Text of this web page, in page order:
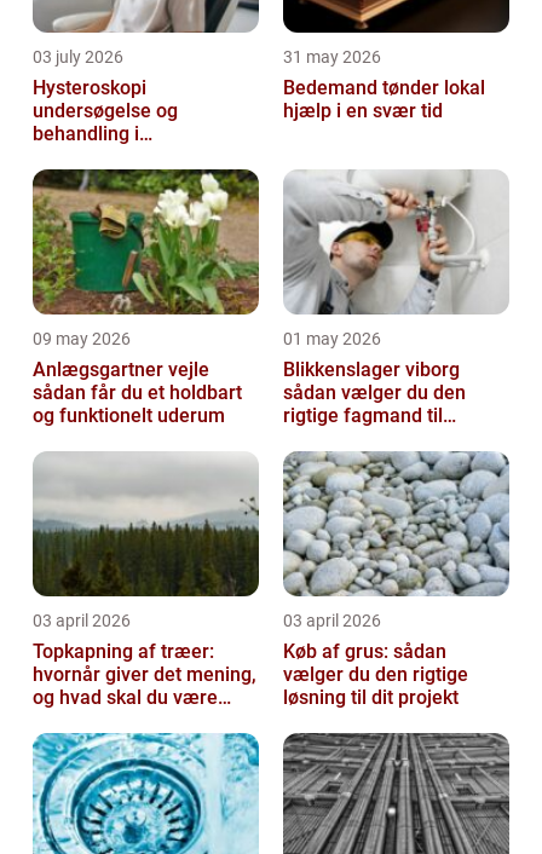
03 july 2026
Hysteroskopi
undersøgelse og
behandling i
31 may 2026
Bedemand tønder lokal
hjælp i en svær tid
09 may 2026
Anlægsgartner vejle
sådan får du et holdbart
og funktionelt uderum
01 may 2026
Blikkenslager viborg
sådan vælger du den
rigtige fagmand til
03 april 2026
Topkapning af træer:
hvornår giver det mening,
og hvad skal du være
03 april 2026
Køb af grus: sådan
vælger du den rigtige
løsning til dit projekt